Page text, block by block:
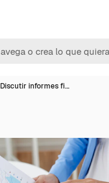
Discutir informes fi…